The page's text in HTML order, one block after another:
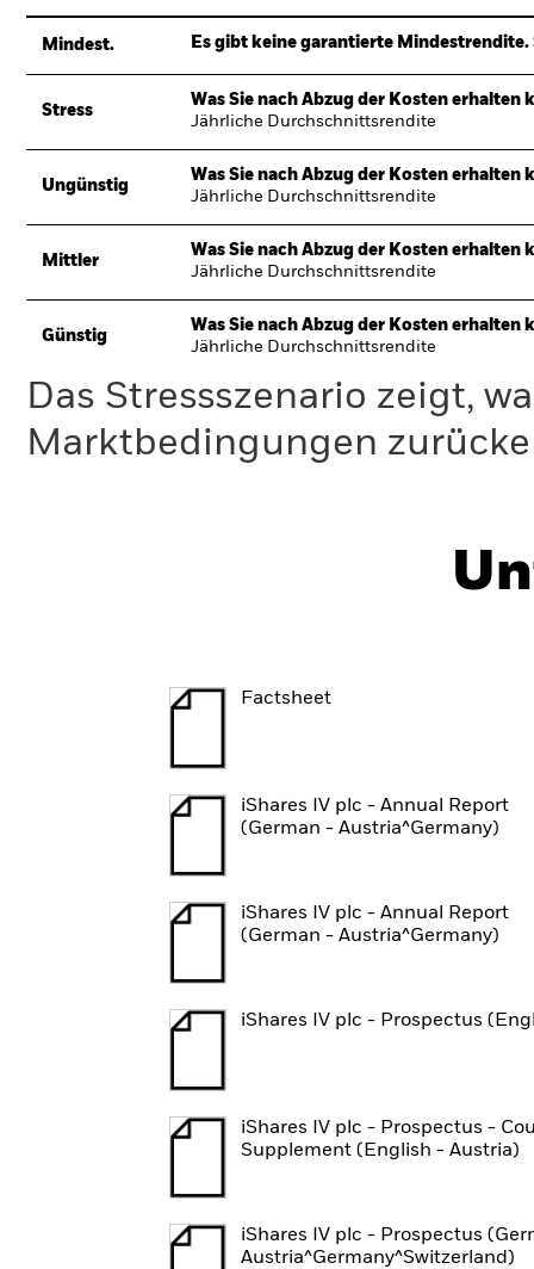
Mindest. Es gibt keine garantierte
Stress
Was Sie nach Abzug der Kosten erhalten
Jährliche Durchschnittsrendite
Ungünstig
Was Sie nach Abzug der Kosten erhalten
Jährliche Durchschnittsrendite
Mittler
Was Sie nach Abzug der Kosten erhalten
Jährliche Durchschnittsrendite
Günstig
Was Sie nach Abzug der Kosten erhalten
Jährliche Durchschnittsrendite
Das Stressszenario zeigt,
Marktbedingungen
Factsheet
iShares IV plc - Annual Report
(German - Austria^Germany)
iShares IV plc - Annual Report
(German - Austria^Germany)
iShares IV plc - Prospectus
iShares IV plc - Prospectus -
Supplement (English - Austria)
iShares IV plc - Prospectus
Austria^Germany^Switzerland)